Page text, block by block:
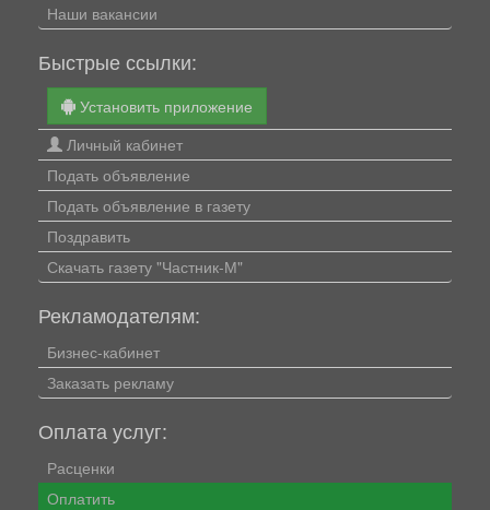
Наши вакансии
Быстрые ссылки:
Установить приложение
Личный кабинет
Подать объявление
Подать объявление в газету
Поздравить
Скачать газету "Частник-М"
Рекламодателям:
Бизнес-кабинет
Заказать рекламу
Оплата услуг:
Расценки
Оплатить